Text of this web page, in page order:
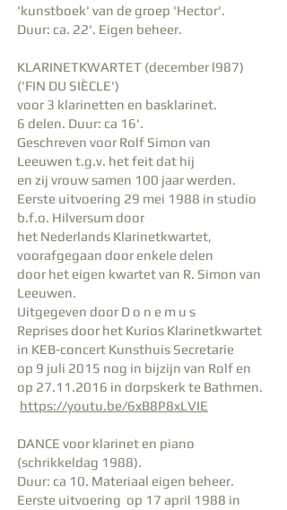
'kunstboek' van de groep 'Hector'.
Duur: ca. 22'. Eigen beheer.
KLARINETKWARTET (december l987)
('FIN DU SIÈCLE')
voor 3 klarinetten en basklarinet.
6 delen. Duur: ca 16'.
Geschreven voor Rolf Simon van
Leeuwen t.g.v. het feit dat hij
en zij vrouw samen 100 jaar werden.
Eerste uitvoering 29 mei 1988 in studio
b.f.o. Hilversum door
het Nederlands Klarinetkwartet,
voorafgegaan door enkele delen
door het eigen kwartet van R. Simon van
Leeuwen.
Uitgegeven door D o n e m u s
Reprises door het Kurios Klarinetkwartet
in KEB-concert Kunsthuis Secretarie
op 9 juli 2015 nog in bijzijn van Rolf en
op 27.11.2016 in dorpskerk te Bathmen.
https://youtu.be/6xB8P8xLVIE
DANCE voor klarinet en piano
(schrikkeldag 1988).
Duur: ca 10. Materiaal eigen beheer.
Eerste uitvoering op 17 april 1988 in